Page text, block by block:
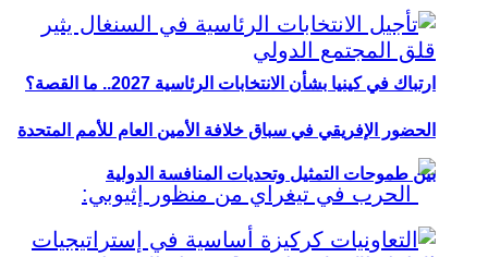
ارتباك في كينيا بشأن الانتخابات الرئاسية 2027.. ما القصة؟
الحضور الإفريقي في سباق خلافة الأمين العام للأمم المتحدة
بين طموحات التمثيل وتحديات المنافسة الدولية